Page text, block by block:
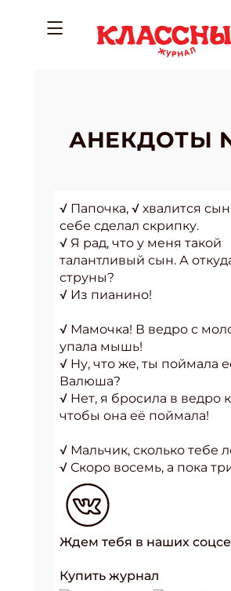
АНЕКДОТЫ
√ Папочка, √ хвалится
себе сделал скрипку.
√ Я рад, что у меня такой
талантливый сын. А
струны?
√ Из пианино!
√ Мамочка! В ведро с
упала мышь!
√ Hу, что же, ты поймала
Валюша?
√ Hет, я бросила в ведро
чтобы она её поймала!
√ Мальчик, сколько тебе
√ Скоро восемь, а пока
Ждем тебя в наших
Купить журнал